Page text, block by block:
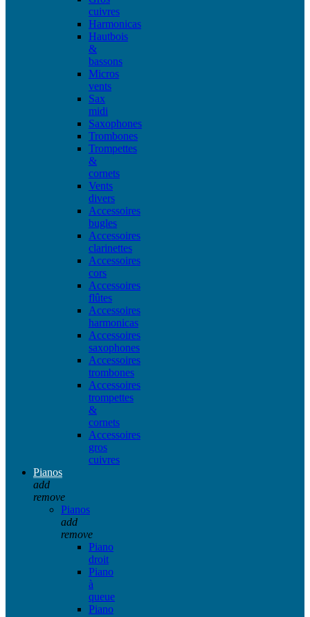
cuivres
Harmonicas
Hautbois
&
bassons
Micros
vents
Sax
midi
Saxophones
Trombones
Trompettes
&
cornets
Vents
divers
Accessoires
bugles
Accessoires
clarinettes
Accessoires
cors
Accessoires
flûtes
Accessoires
harmonicas
Accessoires
saxophones
Accessoires
trombones
Accessoires
trompettes
&
cornets
Accessoires
gros
cuivres
Pianos
add
remove
Pianos
add
remove
Piano
droit
Piano
à
queue
Piano